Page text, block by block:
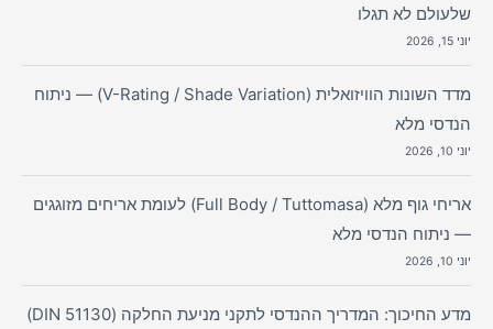
שלעולם לא תגלו
יוני 15, 2026
מדד השונות הוויזואלית (V-Rating / Shade Variation) — ניתוח
הנדסי מלא
יוני 10, 2026
אריחי גוף מלא (Full Body / Tuttomasa) לעומת אריחים מזוגגים
— ניתוח הנדסי מלא
יוני 10, 2026
מדע החיכוך: המדריך ההנדסי לתקני מניעת החלקה (DIN 51130)